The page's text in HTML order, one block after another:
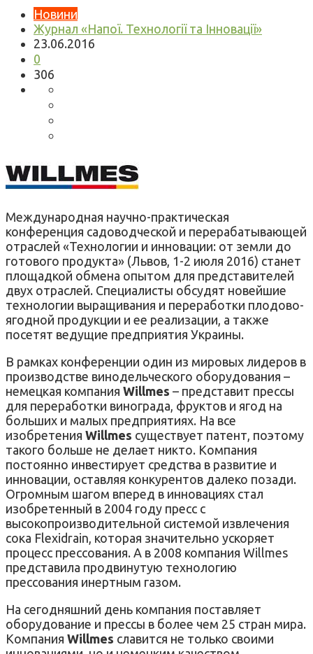
Новини
Журнал «Напої. Технології та Інновації»
23.06.2016
0
306
Международная научно-практическая
конференция садоводческой и перерабатывающей
отраслей «Технологии и инновации: от земли до
готового продукта» (Львов, 1-2 июля 2016) станет
площадкой обмена опытом для представителей
двух отраслей. Специалисты обсудят новейшие
технологии выращивания и переработки плодово-
ягодной продукции и ее реализации, а также
посетят ведущие предприятия Украины.
В рамках конференции один из мировых лидеров в
производстве винодельческого оборудования –
немецкая компания Willmes – представит прессы
для переработки винограда, фруктов и ягод на
больших и малых предприятиях. На все
изобретения Willmes существует патент, поэтому
такого больше не делает никто. Компания
постоянно инвестирует средства в развитие и
инновации, оставляя конкурентов далеко позади.
Огромным шагом вперед в инновациях стал
изобретенный в 2004 году пресс с
высокопроизводительной системой извлечения
сока Flexidrain, которая значительно ускоряет
процесс прессования. А в 2008 компания Willmes
представила продвинутую технологию
прессования инертным газом.
На сегодняшний день компания поставляет
оборудование и прессы в более чем 25 стран мира.
Компания Willmes славится не только своими